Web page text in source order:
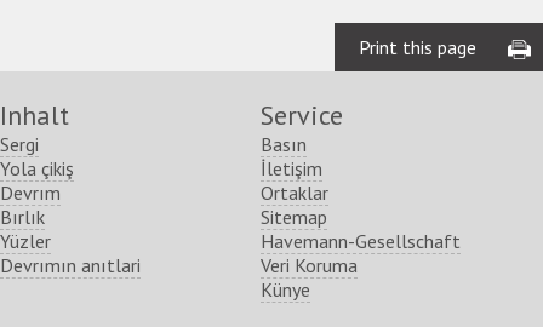
Print this page
Inhalt
Sergi
Yola çikiş
Devrım
Bırlık
Yüzler
Devrımın anıtlari
Service
Basın
İletişim
Ortaklar
Sitemap
Havemann-Gesellschaft
Veri Koruma
Künye